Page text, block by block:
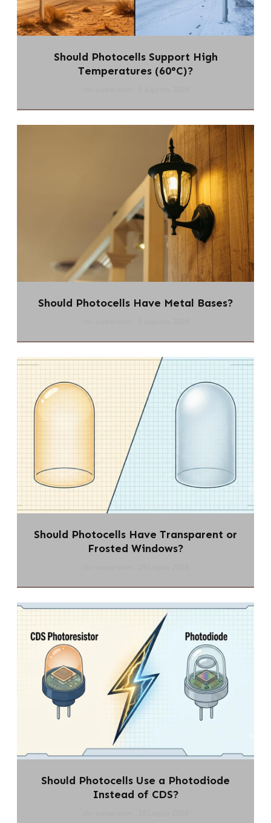
Should Photocells Support High
Temperatures (60°C)?
Should Photocells Have Metal Bases?
Should Photocells Have Transparent or
Frosted Windows?
Should Photocells Use a Photodiode
Instead of CDS?